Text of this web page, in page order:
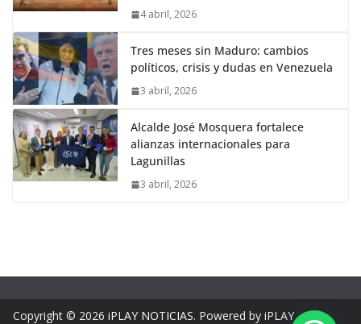
4 abril, 2026
Tres meses sin Maduro: cambios
políticos, crisis y dudas en Venezuela
3 abril, 2026
Alcalde José Mosquera fortalece
alianzas internacionales para
Lagunillas
3 abril, 2026
Copyright © 2026 iPLAY NOTICIAS. Powered by iPLAY